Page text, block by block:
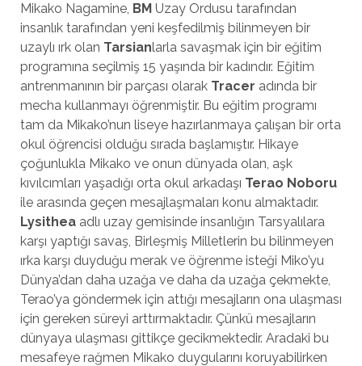
Mikako Nagamine, BMUzay Ordusu tarafından
insanlık tarafından yeni keşfedilmiş bilinmeyen bir
uzaylı ırk olan Tarsianlarla savaşmak için bir eğitim
programına seçilmiş 15 yaşında bir kadındır. Eğitim
antrenmanının bir parçası olarak Tracer adında bir
mecha kullanmayı öğrenmiştir. Bu eğitim programı
tam da Mikako’nun liseye hazırlanmaya çalışan bir orta
okul öğrencisi olduğu sırada başlamıştır. Hikaye
çoğunlukla Mikako ve onun dünyada olan, aşk
kıvılcımları yaşadığı orta okul arkadaşı Terao Noboru
ile arasında geçen mesajlaşmaları konu almaktadır.
Lysitheaadlı uzay gemisinde insanlığın Tarsyalılara
karşı yaptığı savaş, Birleşmiş Milletlerin bu bilinmeyen
ırka karşı duyduğu merak ve öğrenme isteği Miko’yu
Dünya’dan daha uzağa ve daha da uzağa çekmekte,
Terao’ya göndermek için attığı mesajların ona ulaşması
için gereken süreyi arttırmaktadır. Çünkü mesajların
dünyaya ulaşması gittikçe gecikmektedir. Aradaki bu
mesafeye rağmen Mikako duygularını koruyabilirken